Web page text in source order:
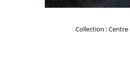
Collection :